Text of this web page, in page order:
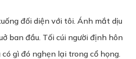
đối diện với tôi. Ánh mắt dịu
ban đầu. Tối cúi người định hôn
gì đó nghẹn lại trong cổ họng.